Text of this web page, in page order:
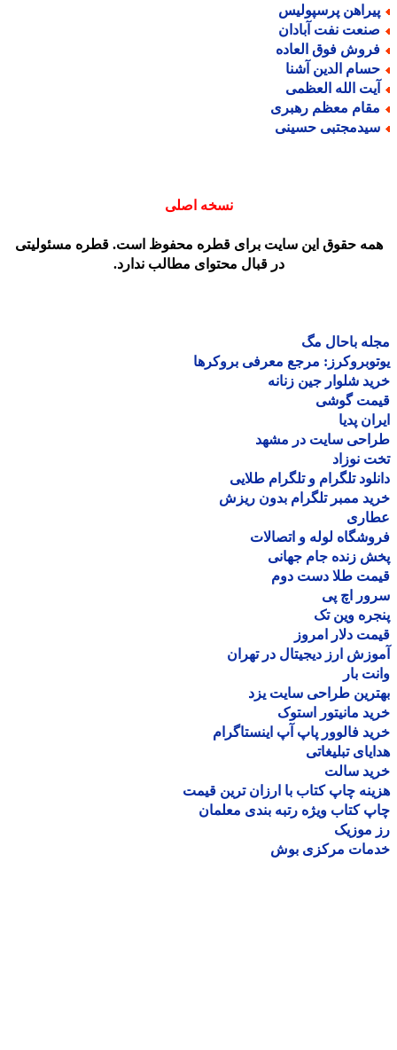
پرسپولیس
نفت آبادان
فوق العاده
الدین آشنا
الله العظمی
معظم رهبری
حسینی
نسخه اصلی
حقوق این سایت برای قطره محفوظ است. قطره مسئولیتی
در قبال محتوای مطالب ندارد.
باحال مگ
مرجع معرفی بروکرها
شلوار جین زنانه
گوشی
پدیا
سایت در مشهد
نوزاد
تلگرام و تلگرام طلایی
ممبر تلگرام بدون ریزش
لوله و اتصالات
زنده جام جهانی
طلا دست دوم
اچ پی
وین تک
دلار امروز
ارز دیجیتال در تهران
بار
طراحی سایت یزد
مانیتور استوک
فالوور پاپ آپ اینستاگرام
تبلیغاتی
سالت
چاپ کتاب با ارزان ترین قیمت
کتاب ویژه رتبه بندی معلمان
موزیک
مرکزی بوش